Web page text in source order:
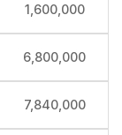
1,600,000
6,800,000
7,840,000